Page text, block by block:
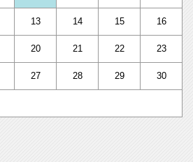
13 14 15 16
20 21 22 23
27 28 29 30